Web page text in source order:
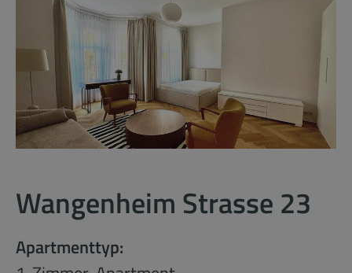
Wangenheim Strasse 23
Apartmenttyp: